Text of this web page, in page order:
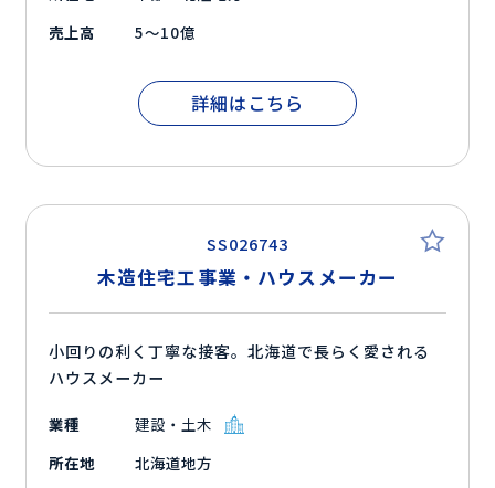
売上高
5～10億
詳細はこちら
SS026743
木造住宅工事業・ハウスメーカー
小回りの利く丁寧な接客。北海道で長らく愛される
ハウスメーカー
業種
建設・土木
所在地
北海道地方